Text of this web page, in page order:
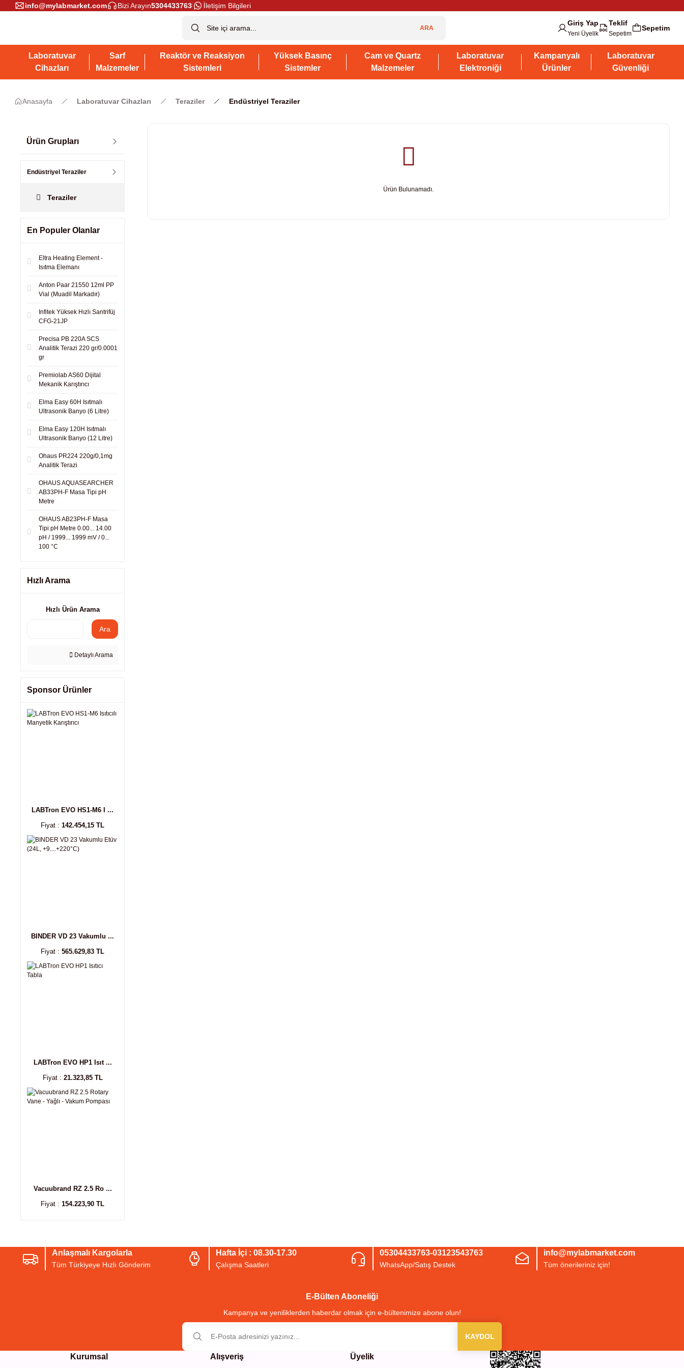
info@mylabmarket.com Bizi Arayın5304433763 İletişim Bilgileri
ARA
Giriş Yap
Yeni Üyelik
Teklif
Sepetim
Sepetim
Laboratuvar
Cihazları
Sarf
Malzemeler
Reaktör ve Reaksiyon
Sistemleri
Yüksek Basınç
Sistemler
Cam ve Quartz
Malzemeler
Laboratuvar
Elektroniği
Kampanyalı
Ürünler
Laboratuvar
Güvenliği
Anasayfa Laboratuvar Cihazları Teraziler Endüstriyel Teraziler
Ürün Grupları
Endüstriyel Teraziler
Teraziler
En Populer Olanlar
Eltra Heating Element -
Isıtma Elemanı
Anton Paar 21550 12ml PP
Vial (Muadil Markadır)
Infitek Yüksek Hızlı Santrifüj
CFG-21JP
Precisa PB 220A SCS
Analitik Terazi 220 gr/0.0001
gr
Premiolab AS60 Dijital
Mekanik Karıştırıcı
Elma Easy 60H Isıtmalı
Ultrasonik Banyo (6 Litre)
Elma Easy 120H Isıtmalı
Ultrasonik Banyo (12 Litre)
Ohaus PR224 220g/0,1mg
Analitik Terazi
OHAUS AQUASEARCHER
AB33PH-F Masa Tipi pH
Metre
OHAUS AB23PH-F Masa
Tipi pH Metre 0.00... 14.00
pH / 1999... 1999 mV / 0...
100 °C
Hızlı Arama
Hızlı Ürün Arama
Ara
Detaylı Arama
Sponsor Ürünler
LABTron EVO HS1-M6 I ...
Fiyat : 142.454,15 TL
BINDER VD 23 Vakumlu ...
Fiyat : 565.629,83 TL
LABTron EVO HP1 Isıt ...
Fiyat : 21.323,85 TL
Vacuubrand RZ 2.5 Ro ...
Fiyat : 154.223,90 TL
Ürün Bulunamadı.
Anlaşmalı Kargolarla
Tüm Türkiyeye Hızlı Gönderim
Hafta İçi : 08.30-17.30
Çalışma Saatleri
05304433763-03123543763
WhatsApp/Satış Destek
info@mylabmarket.com
Tüm önerileriniz için!
E-Bülten Aboneliği
Kampanya ve yeniliklerden haberdar olmak için e-bültenimize abone olun!
KAYDOL
Kurumsal Alışveriş Üyelik